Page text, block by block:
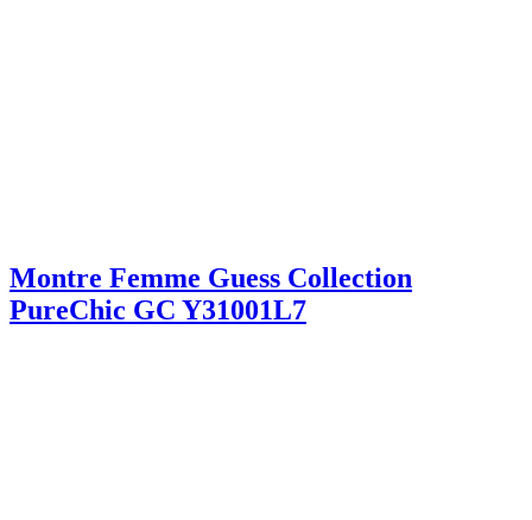
Montre Femme Guess Collection
PureChic GC Y31001L7